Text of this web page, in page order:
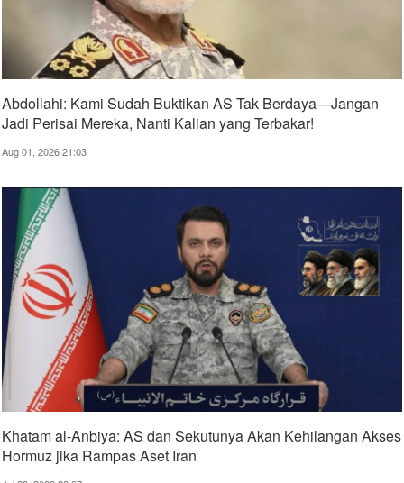
Abdollahi: Kami Sudah Buktikan AS Tak Berdaya—Jangan
Jadi Perisai Mereka, Nanti Kalian yang Terbakar!
Aug 01, 2026 21:03
Khatam al-Anbiya: AS dan Sekutunya Akan Kehilangan Akses
Hormuz jika Rampas Aset Iran